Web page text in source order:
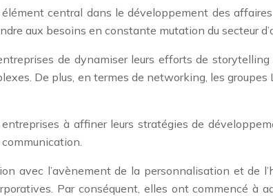
central dans le développement des
aux besoins en constante mutation du secteur
de dynamiser leurs efforts de
De plus, en termes de networking, les
à affiner leurs stratégies de
avec l’avènement de la personnalisation et de
Par conséquent, elles ont commencé à